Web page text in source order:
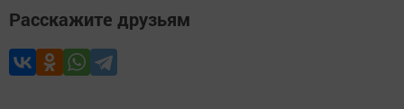
Расскажите друзьям